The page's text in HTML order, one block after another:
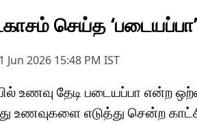
செய்த ‘படையப்பா’
Jun 2026 15:48 PM IST
உணவு தேடி படையப்பா என்ற
உணவுகளை எடுத்து சென்ற